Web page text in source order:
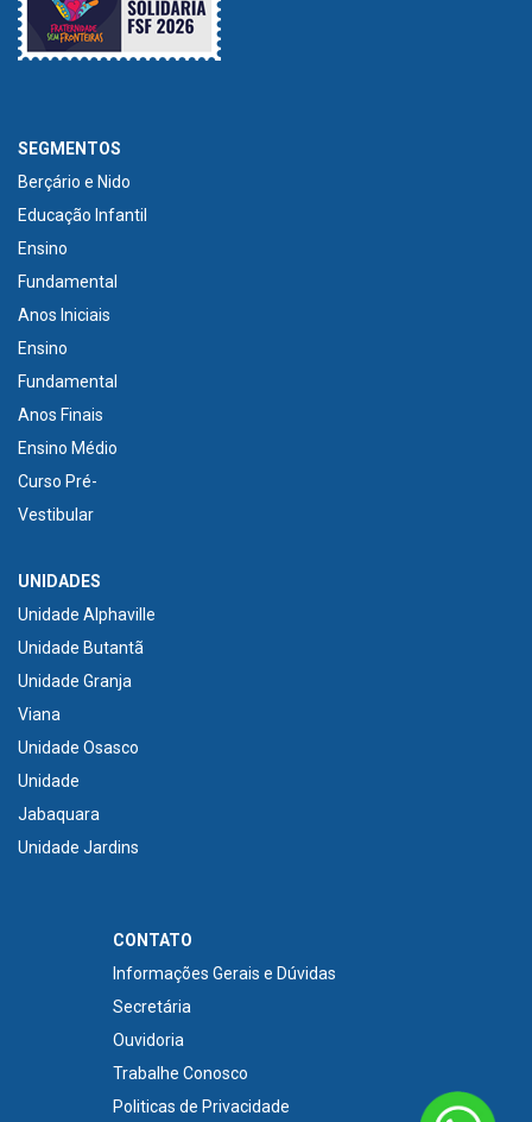
SEGMENTOS
Berçário e Nido
Educação Infantil
Ensino
Fundamental
Anos Iniciais
Ensino
Fundamental
Anos Finais
Ensino Médio
Curso Pré-
Vestibular
UNIDADES
Unidade Alphaville
Unidade Butantã
Unidade Granja
Viana
Unidade Osasco
Unidade
Jabaquara
Unidade Jardins
CONTATO
Informações Gerais e Dúvidas
Secretária
Ouvidoria
Trabalhe Conosco
Politicas de Privacidade